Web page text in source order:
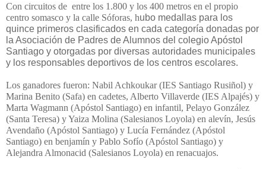
Con circuitos de entre los 1.800 y los 400 metros en el propio
centro somasco y la calle Sóforas, hubo medallas para los
quince primeros clasificados en cada categoría donadas por
la Asociación de Padres de Alumnos del colegio Apóstol
Santiago y otorgadas por diversas autoridades municipales
y los responsables deportivos de los centros escolares.
Los ganadores fueron: Nabil Achkoukar (IES Santiago Rusiñol) y
Marina Benito (Safa) en cadetes, Alberto Villaverde (IES Alpajés) y
Marta Wagmann (Apóstol Santiago) en infantil, Pelayo González
(Santa Teresa) y Yaiza Molina (Salesianos Loyola) en alevín, Jesús
Avendaño (Apóstol Santiago) y Lucía Fernández (Apóstol
Santiago) en benjamín y Pablo Sofío (Apóstol Santiago) y
Alejandra Almonacid (Salesianos Loyola) en renacuajos.